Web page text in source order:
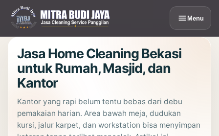
Lewati
Menu
Jasa Home Cleaning Bekasi
untuk Rumah, Masjid, dan
Kantor
Kantor yang rapi belum tentu bebas dari debu
pemakaian harian. Area bawah meja, dudukan
kursi, jalur karpet, dan workstation bisa menyimpan